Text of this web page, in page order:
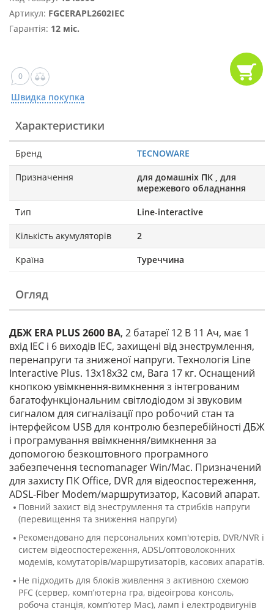
Артикул: FGCERAPL2602IEC
Гарантія: 12 міс.
0
Швидка покупка
Характеристики
Бренд TECNOWARE
Призначення
для домашніх ПК , для
мережевого обладнання
Тип Line-interactive
Кількість акумуляторів 2
Країна Туреччина
Огляд
ДБЖ ERA PLUS 2600 ВА, 2 батареї 12 В 11 Ач, має 1
вхід IEC і 6 виходів IEC, захищені від знеструмлення,
перенапруги та зниженої напруги. Технологія Line
Interactive Plus. 13х18х32 см, Вага 17 кг. Оснащений
кнопкою увімкнення-вимкнення з інтегрованим
багатофункціональним світлодіодом зі звуковим
сигналом для сигналізації про робочий стан та
інтерфейсом USB для контролю безперебійності ДБЖ
і програмування ввімкнення/вимкнення за
допомогою безкоштовного програмного
забезпечення tecnomanager Win/Mac. Призначений
для захисту ПК Office, DVR для відеоспостереження,
ADSL-Fiber Modem/маршрутизатор, Касовий апарат.
Повний захист від знеструмлення та стрибків напруги
(перевищення та зниження напруги)
Рекомендовано для персональних комп'ютерів, DVR/NVR і
систем відеоспостереження, ADSL/оптоволоконних
модемів, комутаторів/маршрутизаторів, касових апаратів.
Не підходить для блоків живлення з активною схемою
PFC (сервер, комп’ютерна гра, відеоігрова консоль,
робоча станція, комп’ютер Mac), ламп і електродвигунів